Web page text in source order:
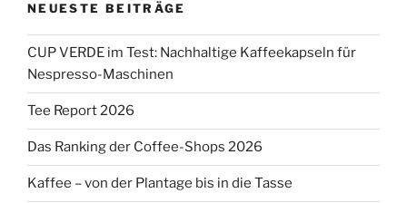
NEUESTE BEITRÄGE
CUP VERDE im Test: Nachhaltige Kaffeekapseln für
Nespresso-Maschinen
Tee Report 2026
Das Ranking der Coffee-Shops 2026
Kaffee – von der Plantage bis in die Tasse